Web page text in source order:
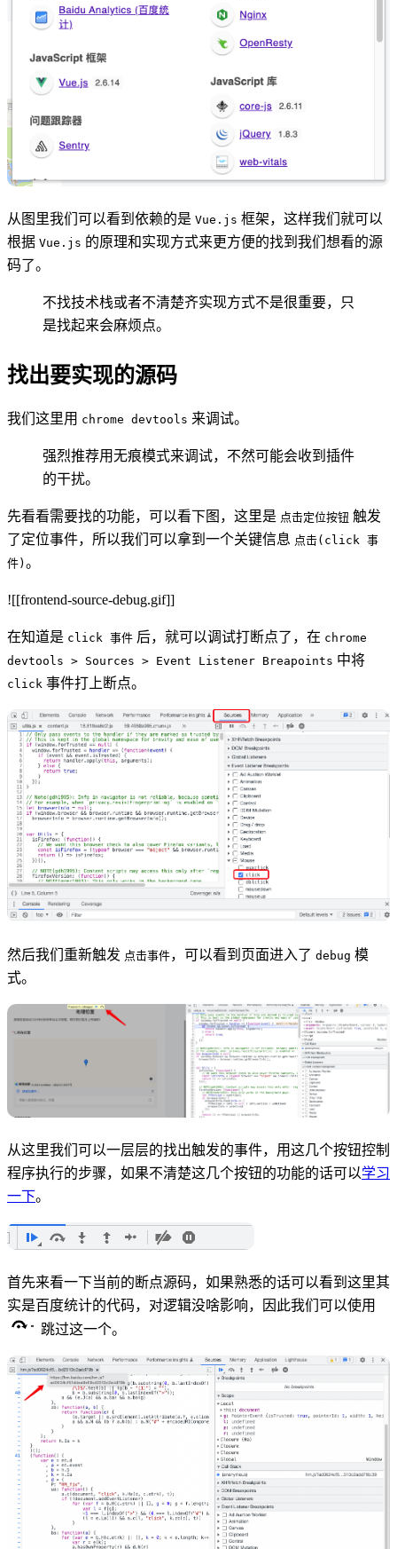
从图里我们可以看到依赖的是 Vue.js 框架，这样我们就可以
根据 Vue.js 的原理和实现方式来更方便的找到我们想看的源
码了。
不找技术栈或者不清楚齐实现方式不是很重要，只
是找起来会麻烦点。
找出要实现的源码
我们这里用 chrome devtools 来调试。
强烈推荐用无痕模式来调试，不然可能会收到插件
的干扰。
先看看需要找的功能，可以看下图，这里是 点击定位按钮 触发
了定位事件，所以我们可以拿到一个关键信息 点击(click 事
件) 。
![[frontend-source-debug.gif]]
在知道是 click 事件 后，就可以调试打断点了，在 chrome
devtools > Sources > Event Listener Breapoints 中将
click 事件打上断点。
然后我们重新触发 点击事件，可以看到页面进入了 debug 模
式。
从这里我们可以一层层的找出触发的事件，用这几个按钮控制
程序执行的步骤，如果不清楚这几个按钮的功能的话可以学习
一下。
首先来看一下当前的断点源码，如果熟悉的话可以看到这里其
实是百度统计的代码，对逻辑没啥影响，因此我们可以使用
跳过这一个。